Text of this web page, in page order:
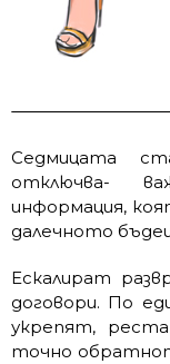
Седмицата
отключва-
информация,
далечното
Ескалират
договори. По
укрепят,
точно